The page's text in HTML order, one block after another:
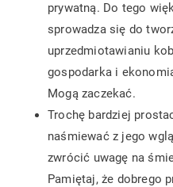
prywatną. Do tego
sprowadza się do
uprzedmiotawianiu
gospodarka i
Mogą zaczekać.
Trochę bardziej
naśmiewać z jego
zwrócić uwagę na
Pamiętaj, że dobrego